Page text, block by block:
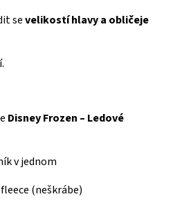
sevelikostí hlavy a obličeje
Disney Frozen – Ledové
v jednom
(neškrábe)